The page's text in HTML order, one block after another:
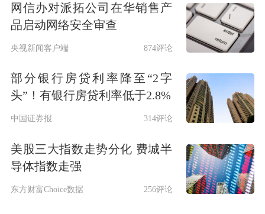
为缓慢的时期。
值得关注的是，美国企业财报呈现出一
幅冰火两重天的经济图景：华尔街的金
融巨头以及硅谷的科技巨擘并未受关税
面向消费者的公司却在成本不断攀升以
及贸易战所带来的不确定性中苦苦挣
网信办对派拓公司在华销售产
品启动网络安全审查
央视新闻客户端 874评论
部分银行房贷利率降至“2字
头”！有银行房贷利率低于2.8%
中国证券报 314评论
美股三大指数走势分化 费城半
导体指数走强
东方财富Choice数据 256评论